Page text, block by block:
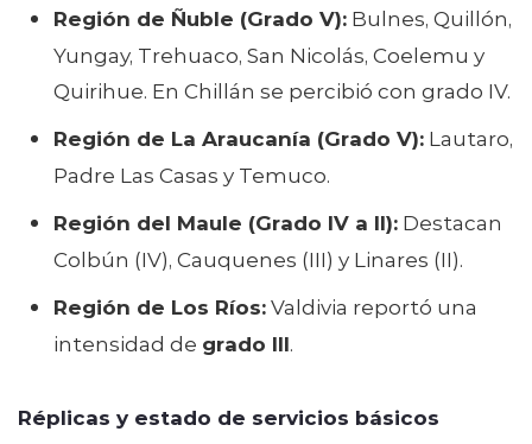
Región de Ñuble (Grado V): Bulnes, Quillón,
Yungay, Trehuaco, San Nicolás, Coelemu y
Quirihue. En Chillán se percibió con grado IV.
Región de La Araucanía (Grado V): Lautaro,
Padre Las Casas y Temuco.
Región del Maule (Grado IV a II): Destacan
Colbún (IV), Cauquenes (III) y Linares (II).
Región de Los Ríos:Valdivia reportó una
intensidad de grado III.
Réplicas y estado de servicios básicos